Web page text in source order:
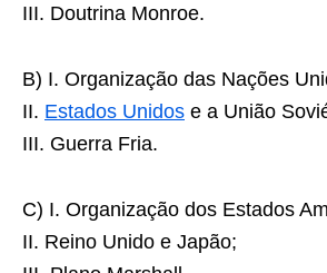
III. Doutrina Monroe.
B) I. Organização das Nações
II. Estados Unidos e a União
III. Guerra Fria.
C) I. Organização dos Estados
II. Reino Unido e Japão;